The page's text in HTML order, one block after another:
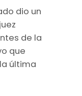
dio un
de la
que
última